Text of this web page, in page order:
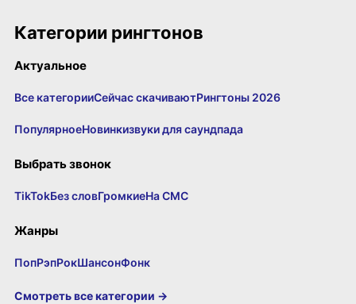
Категории рингтонов
Актуальное
Все категорииСейчас скачиваютРингтоны 2026
ПопулярноеНовинкизвуки для саундпада
Выбрать звонок
TikTokБез словГромкиеНа СМС
Жанры
ПопРэпРокШансонФонк
Смотреть все категории →